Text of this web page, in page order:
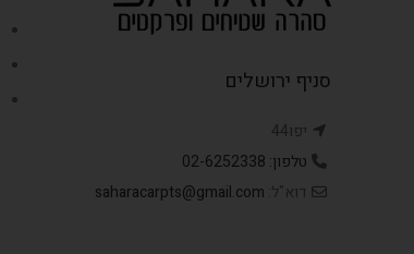
סניף ירושלים
יפו44
טלפון: 02-6252338
דוא"ל: saharacarpts@gmail.com